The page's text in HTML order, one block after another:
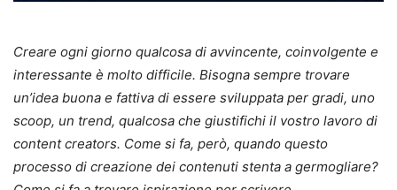
Creare ogni giorno qualcosa di avvincente, coinvolgente e
interessante è molto difficile. Bisogna sempre trovare
un’idea buona e fattiva di essere sviluppata per gradi, uno
scoop, un trend, qualcosa che giustifichi il vostro lavoro di
content creators. Come si fa, però, quando questo
processo di creazione dei contenuti stenta a germogliare?